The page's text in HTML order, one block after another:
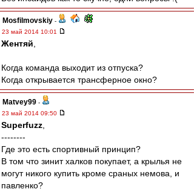
Mosfilmovskiy -
23 май 2014 10:01
Жентяй
Когда команда выходит из отпуска?
Когда открывается трансферное окно?
Matvey99 -
23 май 2014 09:50
Superfuzz
--------
Где это есть спортивный принцип?
В том что зинит халков покупает, а крылья не
могут никого купить кроме сраных немова, и
павленко?